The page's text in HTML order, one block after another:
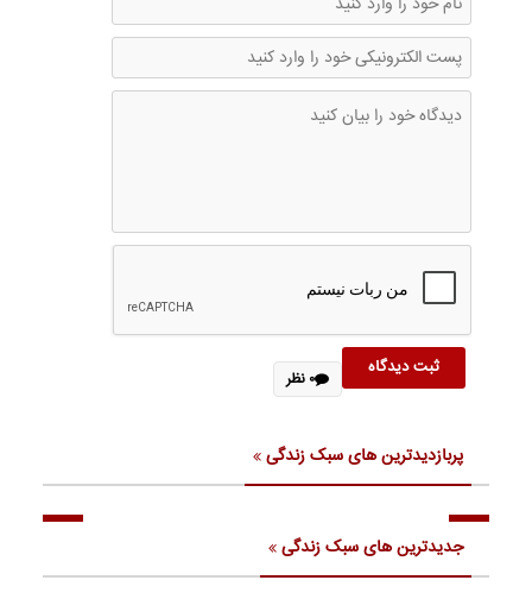
۰ نظر
پربازدیدترین های سبک زندگی
جدیدترین های سبک زندگی